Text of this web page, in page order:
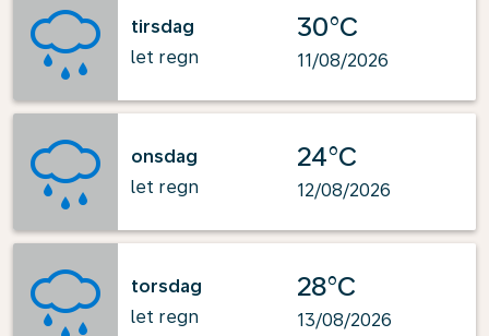
tirsdag
let regn
30°C
11/08/2026
onsdag
let regn
24°C
12/08/2026
torsdag
let regn
28°C
13/08/2026